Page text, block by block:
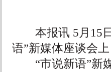
本报讯 5月15日
语”新媒体座谈会
“市说新语”新媒